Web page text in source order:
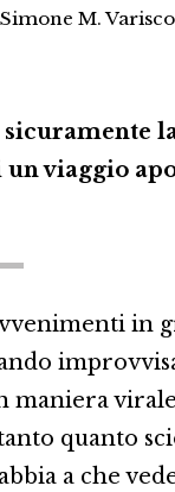
Simone M. Varisco
un viaggio
in
quanto
a che